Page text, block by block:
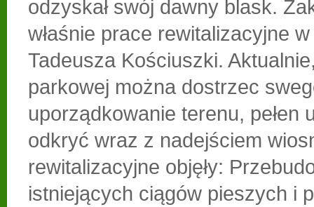
odzyskał swój dawny blask.
właśnie prace rewitalizacyjne
Tadeusza Kościuszki.
parkowej można dostrzec
uporządkowanie terenu, pełen
odkryć wraz z nadejściem
rewitalizacyjne objęły:
istniejących ciągów pieszych i